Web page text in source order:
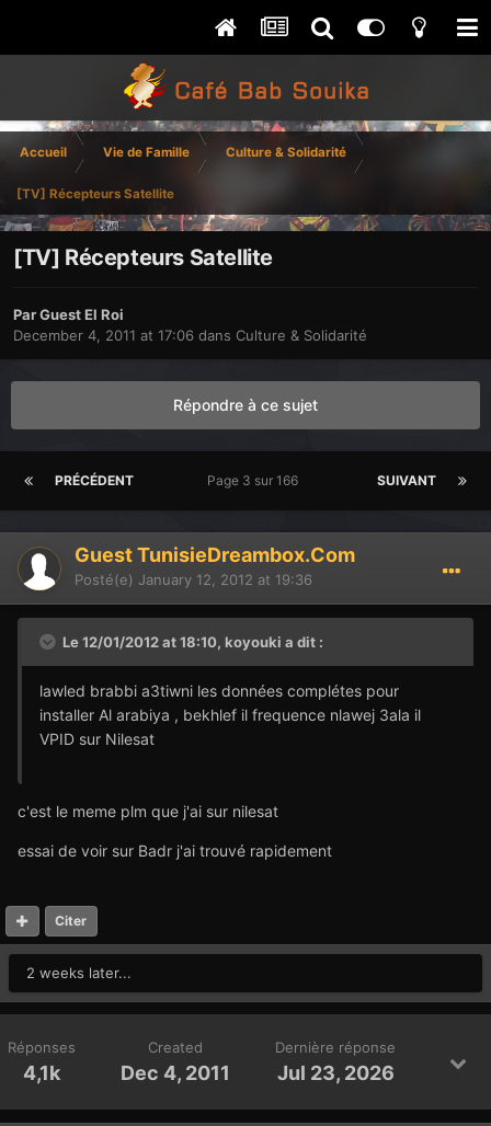
Accueil Vie de Famille Culture & Solidarité
[TV] Récepteurs Satellite
[TV] Récepteurs Satellite
Par Guest El Roi
December 4, 2011 at 17:06 dans Culture & Solidarité
Répondre à ce sujet
PRÉCÉDENT SUIVANT
Page 3 sur 166
Guest TunisieDreambox.Com
Posté(e) January 12, 2012 at 19:36
Le 12/01/2012 at 18:10, koyouki a dit :
lawled brabbi a3tiwni les données complétes pour
installer Al arabiya , bekhlef il frequence nlawej 3ala il
VPID sur Nilesat
c'est le meme plm que j'ai sur nilesat
essai de voir sur Badr j'ai trouvé rapidement
Citer
2 weeks later...
Réponses
4,1k
Created
Dec 4, 2011
Dernière réponse
Jul 23, 2026